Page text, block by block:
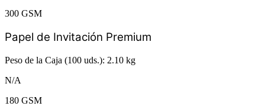
300 GSM
Papel de Invitación Premium
Peso de la Caja (100 uds.): 2.10 kg
N/A
180 GSM